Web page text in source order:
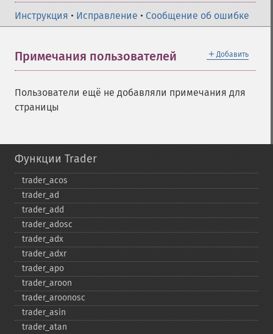
Инструкция • Исправление • Сообщение об ошибке
＋ Добавить
Примечания пользователей
Пользователи ещё не добавляли примечания для
страницы
Функции Trader
trader_​acos
trader_​ad
trader_​add
trader_​adosc
trader_​adx
trader_​adxr
trader_​apo
trader_​aroon
trader_​aroonosc
trader_​asin
trader_​atan